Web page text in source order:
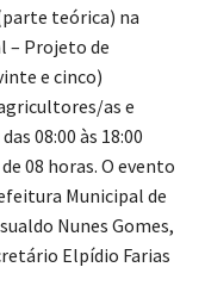
teórica) na
– Projeto de
e cinco)
as e
08:00 às 18:00
08 horas. O evento
Municipal de
Nunes Gomes,
Elpídio Farias